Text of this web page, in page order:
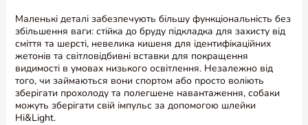
Маленькі деталі забезпечують більшу функціональність без
збільшення ваги: стійка до бруду підкладка для захисту від
сміття та шерсті, невелика кишеня для ідентифікаційних
жетонів та світловідбивні вставки для покращення
видимості в умовах низького освітлення. Незалежно від
того, чи займаються вони спортом або просто воліють
зберігати прохолоду та полегшене навантаження, собаки
можуть зберігати свій імпульс за допомогою шлейки
Hi&Light.